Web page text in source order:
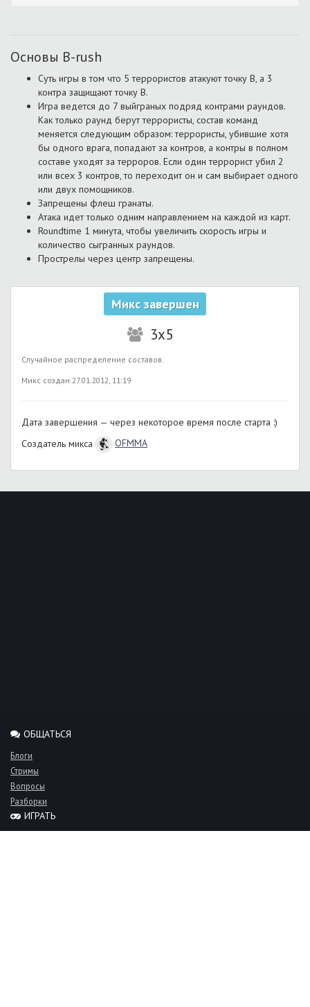
Основы B-rush
Суть игры в том что 5 террористов атакуют точку B, a 3
контра защищают точку B.
Игра ведется до 7 выйграных подряд контрами раундов.
Как только раунд берут террористы, состав команд
меняется следующим образом: террористы, убившие хотя
бы одного врага, попадают за контров, а контры в полном
составе уходят за терроров. Если один террорист убил 2
или всех 3 контров, то переходит он и сам выбирает одного
или двух помощников.
Запрещены флеш гранаты.
Атака идет только одним направлением на каждой из карт.
Roundtime 1 минута, чтобы увеличить скорость игры и
количество сыгранных раундов.
Прострелы через центр запрещены.
Микс завершен
3x5
Случайное распределение составов.
Микс создан 27.01.2012, 11:19
Дата завершения — через некоторое время после старта :)
Создатель микса
OFMMA
ОБЩАТЬСЯ
Блоги
Стримы
Вопросы
Разборки
ИГРАТЬ